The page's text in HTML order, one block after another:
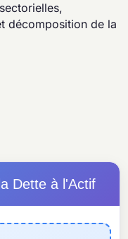
décomposition de la
Dette à l'Actif